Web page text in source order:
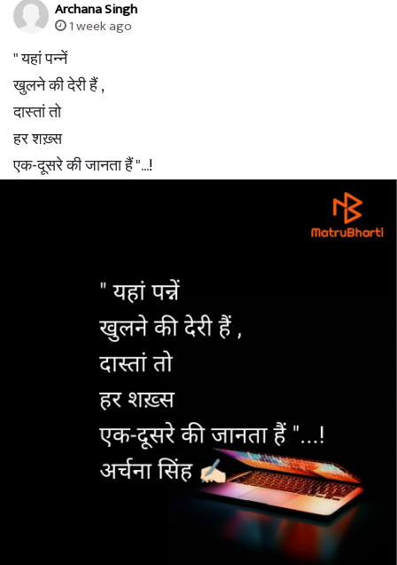
Archana Singh
1 week ago
" यहां पन्नें
खुलने की देरी हैं ,
दास्तां तो
हर शख़्स
एक-दूसरे की जानता हैं "...!